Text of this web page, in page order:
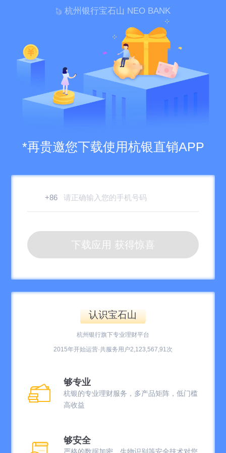
杭州银行宝石山 NEO BANK
*再贵邀您下载使用杭银直销APP
+86
下载应用 获得惊喜
认识宝石山
杭州银行旗下专业理财平台
2015年开始运营·共服务用户2,123,567,91次
够专业
杭银的专业理财服务，多产品矩阵，低门槛
高收益
够安全
严格的数据加密，生物识别等安全技术对您